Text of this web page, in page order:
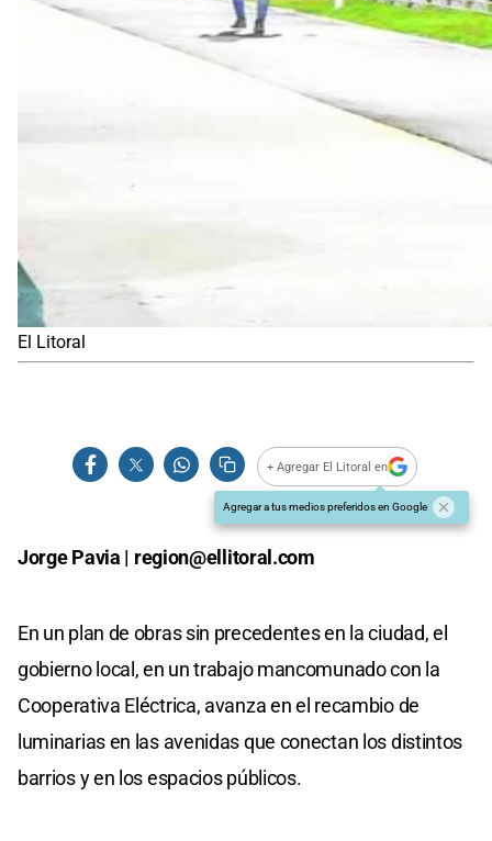
El Litoral
+ Agregar El Litoral en
Agregar a tus medios preferidos en Google
Jorge Pavia | region@ellitoral.com
En un plan de obras sin precedentes en la ciudad, el
gobierno local, en un trabajo mancomunado con la
Cooperativa Eléctrica, avanza en el recambio de
luminarias en las avenidas que conectan los distintos
barrios y en los espacios públicos.